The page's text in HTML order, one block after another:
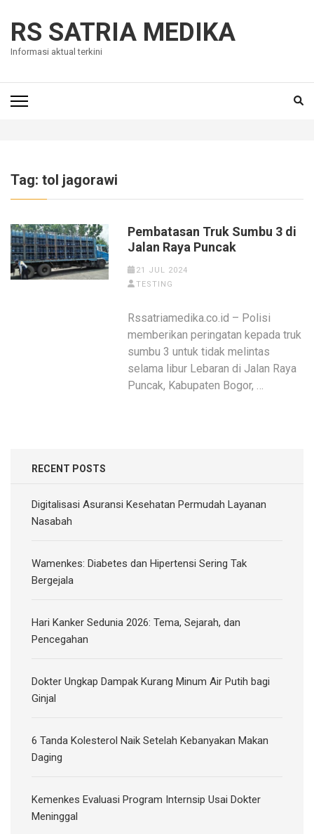
content
(Press
RS SATRIA MEDIKA
Informasi aktual terkini
Tag: tol jagorawi
Pembatasan Truk Sumbu 3 di
Jalan Raya Puncak
21 JUL 2024
TESTING
Rssatriamedika.co.id – Polisi
memberikan peringatan kepada truk
sumbu 3 untuk tidak melintas
selama libur Lebaran di Jalan Raya
Puncak, Kabupaten Bogor, …
RECENT POSTS
Digitalisasi Asuransi Kesehatan Permudah Layanan
Nasabah
Wamenkes: Diabetes dan Hipertensi Sering Tak
Bergejala
Hari Kanker Sedunia 2026: Tema, Sejarah, dan
Pencegahan
Dokter Ungkap Dampak Kurang Minum Air Putih bagi
Ginjal
6 Tanda Kolesterol Naik Setelah Kebanyakan Makan
Daging
Kemenkes Evaluasi Program Internsip Usai Dokter
Meninggal